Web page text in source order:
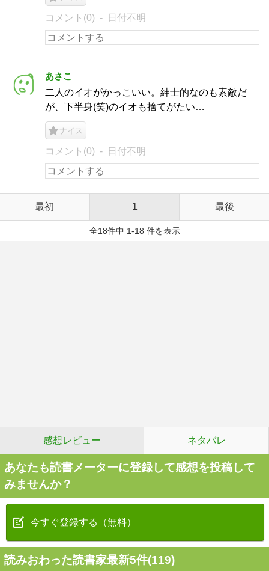
コメント(0) 日付不明
あさこ
二人のイオがかっこいい。紳士的なのも素敵だ
が、下半身(笑)のイオも捨てがたい…
ナイス
コメント(0) 日付不明
最初 1 最後
全18件中 1-18 件を表示
感想レビュー ネタバレ
あなたも読書メーターに登録して感想を投稿して
みませんか？
今すぐ登録する（無料）
読みおわった読書家最新5件(119)